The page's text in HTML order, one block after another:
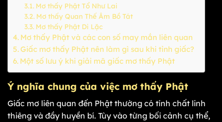
Mơ thấy Phật Tổ Như Lai
Mơ thấy Quan Thế Âm Bồ Tát
Mơ thấy Phật Di Lặc
Mơ thấy Phật và các con số may mắn liên quan
Giấc mơ thấy Phật nên làm gì sau khi tỉnh giấc?
Một số lưu ý khi giải mã giấc mơ thấy Phật
Ý nghĩa chung của việc mơ thấy Phật
Giấc mơ liên quan đến Phật thường có tính chất linh
thiêng và đầy huyền bí. Tùy vào từng bối cảnh cụ thể,